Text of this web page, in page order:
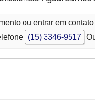
ou entrar em
(15) 3346-9517